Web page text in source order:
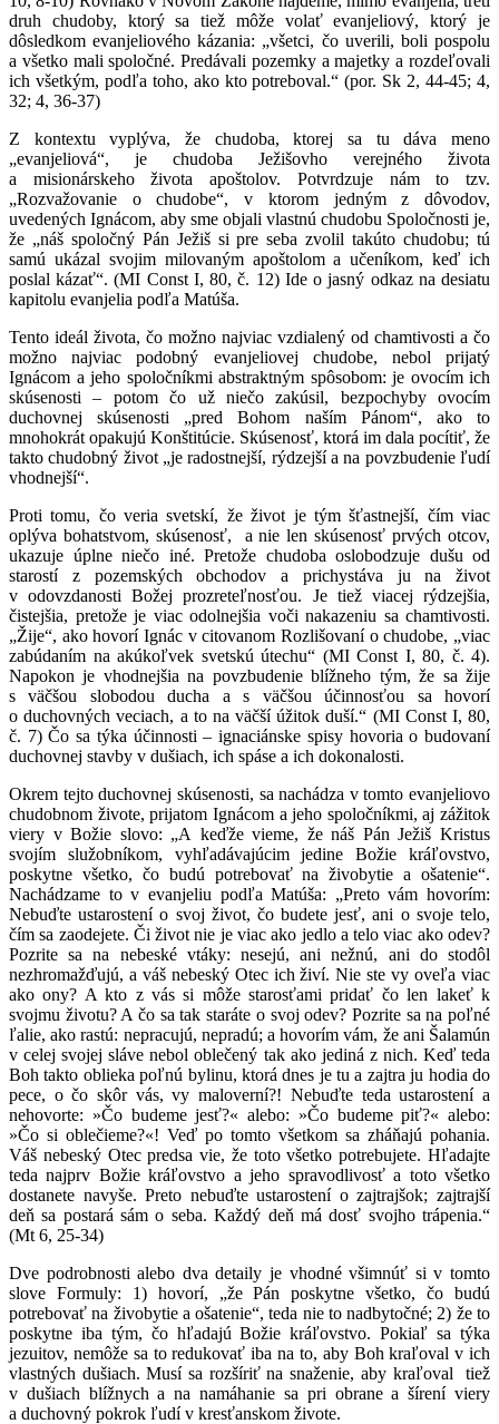
druh chudoby, ktorý sa tiež môže volať evanjeliový, ktorý je
dôsledkom evanjeliového kázania: „všetci, čo uverili, boli pospolu
a všetko mali spoločné. Predávali pozemky a majetky a rozdeľovali
ich všetkým, podľa toho, ako kto potreboval.“ (por. Sk 2, 44-45; 4,
32; 4, 36-37)
Z kontextu vyplýva, že chudoba, ktorej sa tu dáva meno
„evanjeliová“, je chudoba Ježišovho verejného života
a misionárskeho života apoštolov. Potvrdzuje nám to tzv.
„Rozvažovanie o chudobe“, v ktorom jedným z dôvodov,
uvedených Ignácom, aby sme objali vlastnú chudobu Spoločnosti je,
že „náš spoločný Pán Ježiš si pre seba zvolil takúto chudobu; tú
samú ukázal svojim milovaným apoštolom a učeníkom, keď ich
poslal kázať“. (MI Const I, 80, č. 12) Ide o jasný odkaz na desiatu
kapitolu evanjelia podľa Matúša.
Tento ideál života, čo možno najviac vzdialený od chamtivosti a čo
možno najviac podobný evanjeliovej chudobe, nebol prijatý
Ignácom a jeho spoločníkmi abstraktným spôsobom: je ovocím ich
skúsenosti – potom čo už niečo zakúsil, bezpochyby ovocím
duchovnej skúsenosti „pred Bohom naším Pánom“, ako to
mnohokrát opakujú Konštitúcie. Skúsenosť, ktorá im dala pocítiť, že
takto chudobný život „je radostnejší, rýdzejší a na povzbudenie ľudí
vhodnejší“.
Proti tomu, čo veria svetskí, že život je tým šťastnejší, čím viac
oplýva bohatstvom, skúsenosť, a nie len skúsenosť prvých otcov,
ukazuje úplne niečo iné. Pretože chudoba oslobodzuje dušu od
starostí z pozemských obchodov a prichystáva ju na život
v odovzdanosti Božej prozreteľnosťou. Je tiež viacej rýdzejšia,
čistejšia, pretože je viac odolnejšia voči nakazeniu sa chamtivosti.
„Žije“, ako hovorí Ignác v citovanom Rozlišovaní o chudobe, „viac
zabúdaním na akúkoľvek svetskú útechu“ (MI Const I, 80, č. 4).
Napokon je vhodnejšia na povzbudenie blížneho tým, že sa žije
s väčšou slobodou ducha a s väčšou účinnosťou sa hovorí
o duchovných veciach, a to na väčší úžitok duší.“ (MI Const I, 80,
č. 7) Čo sa týka účinnosti – ignaciánske spisy hovoria o budovaní
duchovnej stavby v dušiach, ich spáse a ich dokonalosti.
Okrem tejto duchovnej skúsenosti, sa nachádza v tomto evanjeliovo
chudobnom živote, prijatom Ignácom a jeho spoločníkmi, aj zážitok
viery v Božie slovo: „A keďže vieme, že náš Pán Ježiš Kristus
svojím služobníkom, vyhľadávajúcim jedine Božie kráľovstvo,
poskytne všetko, čo budú potrebovať na živobytie a ošatenie“.
Nachádzame to v evanjeliu podľa Matúša: „Preto vám hovorím:
Nebuďte ustarostení o svoj život, čo budete jesť, ani o svoje telo,
čím sa zaodejete. Či život nie je viac ako jedlo a telo viac ako odev?
Pozrite sa na nebeské vtáky: nesejú, ani nežnú, ani do stodôl
nezhromažďujú, a váš nebeský Otec ich živí. Nie ste vy oveľa viac
ako ony? A kto z vás si môže starosťami pridať čo len lakeť k
svojmu životu? A čo sa tak staráte o svoj odev? Pozrite sa na poľné
ľalie, ako rastú: nepracujú, nepradú; a hovorím vám, že ani Šalamún
v celej svojej sláve nebol oblečený tak ako jediná z nich. Keď teda
Boh takto oblieka poľnú bylinu, ktorá dnes je tu a zajtra ju hodia do
pece, o čo skôr vás, vy maloverní?! Nebuďte teda ustarostení a
nehovorte: »Čo budeme jesť?« alebo: »Čo budeme piť?« alebo:
»Čo si oblečieme?«! Veď po tomto všetkom sa zháňajú pohania.
Váš nebeský Otec predsa vie, že toto všetko potrebujete. Hľadajte
teda najprv Božie kráľovstvo a jeho spravodlivosť a toto všetko
dostanete navyše. Preto nebuďte ustarostení o zajtrajšok; zajtrajší
deň sa postará sám o seba. Každý deň má dosť svojho trápenia.“
(Mt 6, 25-34)
Dve podrobnosti alebo dva detaily je vhodné všimnúť si v tomto
slove Formuly: 1) hovorí, „že Pán poskytne všetko, čo budú
potrebovať na živobytie a ošatenie“, teda nie to nadbytočné; 2) že to
poskytne iba tým, čo hľadajú Božie kráľovstvo. Pokiaľ sa týka
jezuitov, nemôže sa to redukovať iba na to, aby Boh kraľoval v ich
vlastných dušiach. Musí sa rozšíriť na snaženie, aby kraľoval tiež
v dušiach blížnych a na namáhanie sa pri obrane a šírení viery
a duchovný pokrok ľudí v kresťanskom živote.